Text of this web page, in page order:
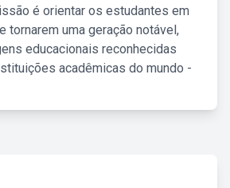
é orientar os estudantes em
tornarem uma geração notável,
educacionais reconhecidas
acadêmicas do mundo -